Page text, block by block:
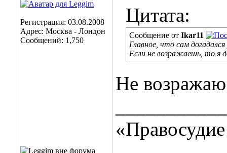
Регистрация: 03.08.2008
Адрес: Москва - Лондон
Сообщений: 1,750
Цитата:
Сообщение от Ikar11
Главное, что сам догадался
Если не возражаешь, то я
Не